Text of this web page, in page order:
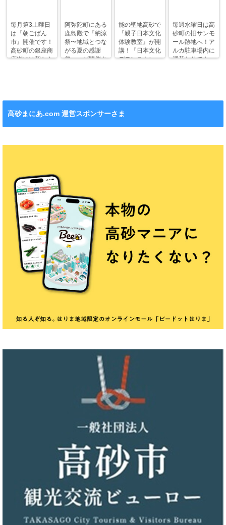
毎月第3土曜日
は『朝ごぱん
市』開催です！
高砂町の銀座商
店街には朝から
阿弥陀町にある
鹿島殿で『納涼
祭〜地域とつな
がる夏の感謝
祭〜』が開催さ
能の聖地高砂で
『親子日本文化
体験教室』が開
講！『日本文化
デモンストレー
毎週水曜日は高
砂町の旧サンモ
ール跡地へ！ア
ルカ駐車場内に
週替わりでキッ
高砂まにあ.com 運営スポンサーさま